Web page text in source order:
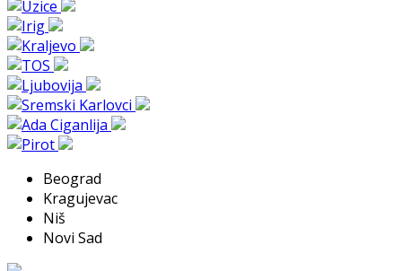
Beograd
Kragujevac
Niš
Novi Sad